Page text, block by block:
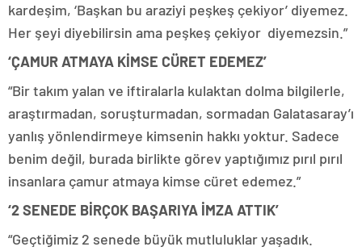
kardeşim, ‘Başkan bu araziyi peşkeş çekiyor’ diyemez.
Her şeyi diyebilirsin ama peşkeş çekiyor diyemezsin.”
‘ÇAMUR ATMAYA KİMSE CÜRET EDEMEZ’
“Bir takım yalan ve iftiralarla kulaktan dolma bilgilerle,
araştırmadan, soruşturmadan, sormadan Galatasaray’ı
yanlış yönlendirmeye kimsenin hakkı yoktur. Sadece
benim değil, burada birlikte görev yaptığımız pırıl pırıl
insanlara çamur atmaya kimse cüret edemez.”
‘2 SENEDE BİRÇOK BAŞARIYA İMZA ATTIK’
“Geçtiğimiz 2 senede büyük mutluluklar yaşadık.